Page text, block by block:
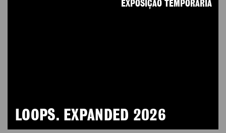
LOOPS. EXPANDED 2026
EXPOSIÇÃO TEMPORÁRIA